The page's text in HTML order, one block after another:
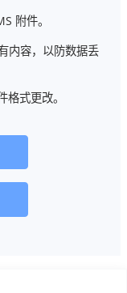
附件。
内容，以防数据丢
式更改。